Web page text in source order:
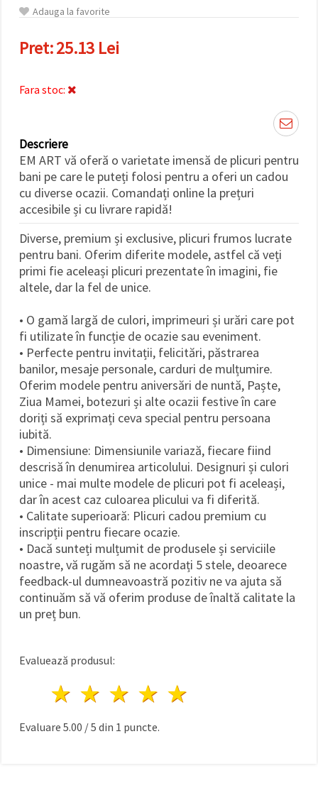
cookie -uri
pe butonul
"Salvați"
Аcceptati
Setări
Adauga la favorite
Pret:25.13 Lei
Fara stoc:
Descriere
EM ART vă oferă o varietate imensă de plicuri pentru
bani pe care le puteți folosi pentru a oferi un cadou
cu diverse ocazii. Comandați online la prețuri
accesibile și cu livrare rapidă!
Diverse, premium și exclusive, plicuri frumos lucrate
pentru bani. Oferim diferite modele, astfel că veți
primi fie aceleași plicuri prezentate în imagini, fie
altele, dar la fel de unice.
• O gamă largă de culori, imprimeuri și urări care pot
fi utilizate în funcție de ocazie sau eveniment.
• Perfecte pentru invitații, felicitări, păstrarea
banilor, mesaje personale, carduri de mulțumire.
Oferim modele pentru aniversări de nuntă, Paște,
Ziua Mamei, botezuri și alte ocazii festive în care
doriți să exprimați ceva special pentru persoana
iubită.
• Dimensiune: Dimensiunile variază, fiecare fiind
descrisă în denumirea articolului. Designuri și culori
unice - mai multe modele de plicuri pot fi aceleași,
dar în acest caz culoarea plicului va fi diferită.
• Calitate superioară: Plicuri cadou premium cu
inscripții pentru fiecare ocazie.
• Dacă sunteți mulțumit de produsele și serviciile
noastre, vă rugăm să ne acordați 5 stele, deoarece
feedback-ul dumneavoastră pozitiv ne va ajuta să
continuăm să vă oferim produse de înaltă calitate la
un preț bun.
Evaluează produsul:
4 stele
3 stele
2 stele
1 stea
Evaluare 5.00 /5 din 1 puncte.